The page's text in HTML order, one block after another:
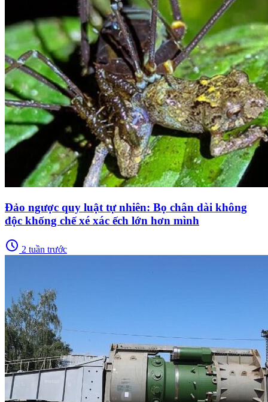
Đảo ngược quy luật tự nhiên: Bọ chân dài không
độc khống chế xé xác ếch lớn hơn mình
schedule 2 tuần trước